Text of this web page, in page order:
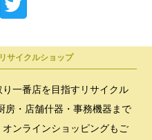
サイクルショップ
一番店を目指すリサイクル
房・店舗什器・事務機器まで
ンラインショッピングもご